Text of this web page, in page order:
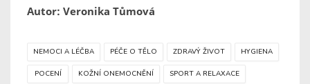
Autor: Veronika Tůmová
NEMOCI A LÉČBA PÉČE O TĚLO ZDRAVÝ ŽIVOT HYGIENA
POCENÍ KOŽNÍ ONEMOCNĚNÍ SPORT A RELAXACE